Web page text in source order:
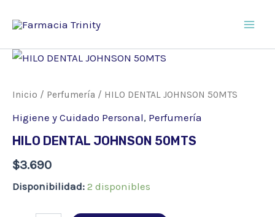
Inicio / Perfumería / HILO DENTAL JOHNSON 50MTS
Higiene y Cuidado Personal, Perfumería
HILO DENTAL JOHNSON 50MTS
$3.690
Disponibilidad: 2 disponibles